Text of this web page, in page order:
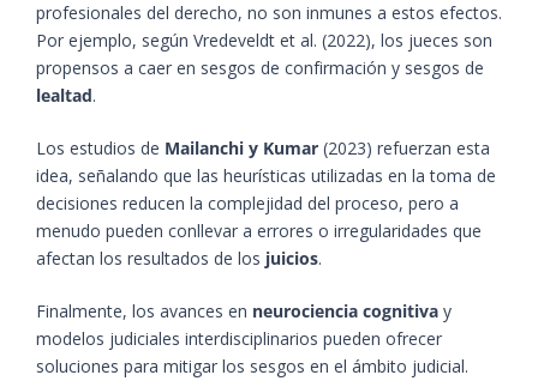
profesionales del derecho, no son inmunes a estos efectos.
Por ejemplo, según Vredeveldt et al. (2022), los jueces son
propensos a caer en sesgos de confirmación y sesgos de
lealtad.
Los estudios de Mailanchi y Kumar (2023) refuerzan esta
idea, señalando que las heurísticas utilizadas en la toma de
decisiones reducen la complejidad del proceso, pero a
menudo pueden conllevar a errores o irregularidades que
afectan los resultados de los juicios.
Finalmente, los avances en neurociencia cognitiva y
modelos judiciales interdisciplinarios pueden ofrecer
soluciones para mitigar los sesgos en el ámbito judicial.